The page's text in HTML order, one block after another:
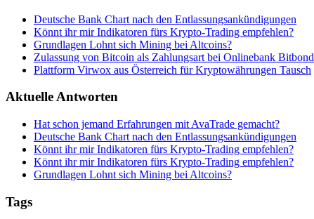
Deutsche Bank Chart nach den Entlassungsankündigungen
Könnt ihr mir Indikatoren fürs Krypto-Trading empfehlen?
Grundlagen Lohnt sich Mining bei Altcoins?
Zulassung von Bitcoin als Zahlungsart bei Onlinebank Bitbond
Plattform Virwox aus Österreich für Kryptowährungen Tausch
Aktuelle Antworten
Hat schon jemand Erfahrungen mit AvaTrade gemacht?
Deutsche Bank Chart nach den Entlassungsankündigungen
Könnt ihr mir Indikatoren fürs Krypto-Trading empfehlen?
Könnt ihr mir Indikatoren fürs Krypto-Trading empfehlen?
Grundlagen Lohnt sich Mining bei Altcoins?
Tags